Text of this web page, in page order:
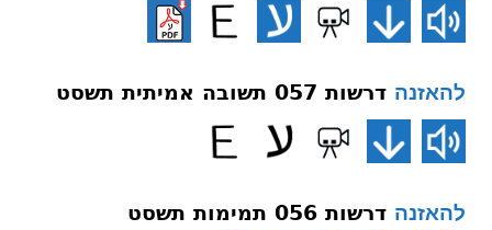
להאזנה דרשות 057 תשובה אמיתית תשסט
להאזנה דרשות 056 תמימות תשסט